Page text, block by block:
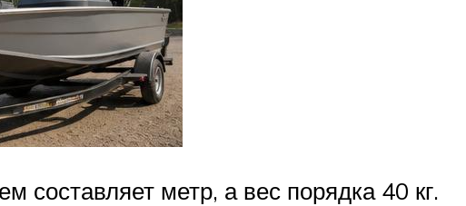
составляет метр, а вес порядка 40 кг.